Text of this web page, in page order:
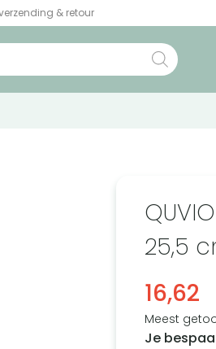
& retour
25,5
16,62
Meest
Je